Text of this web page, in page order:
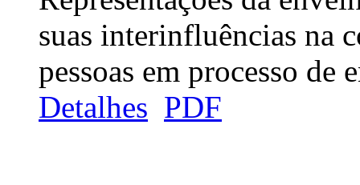
suas interinfluências na
pessoas em processo de
Detalhes PDF